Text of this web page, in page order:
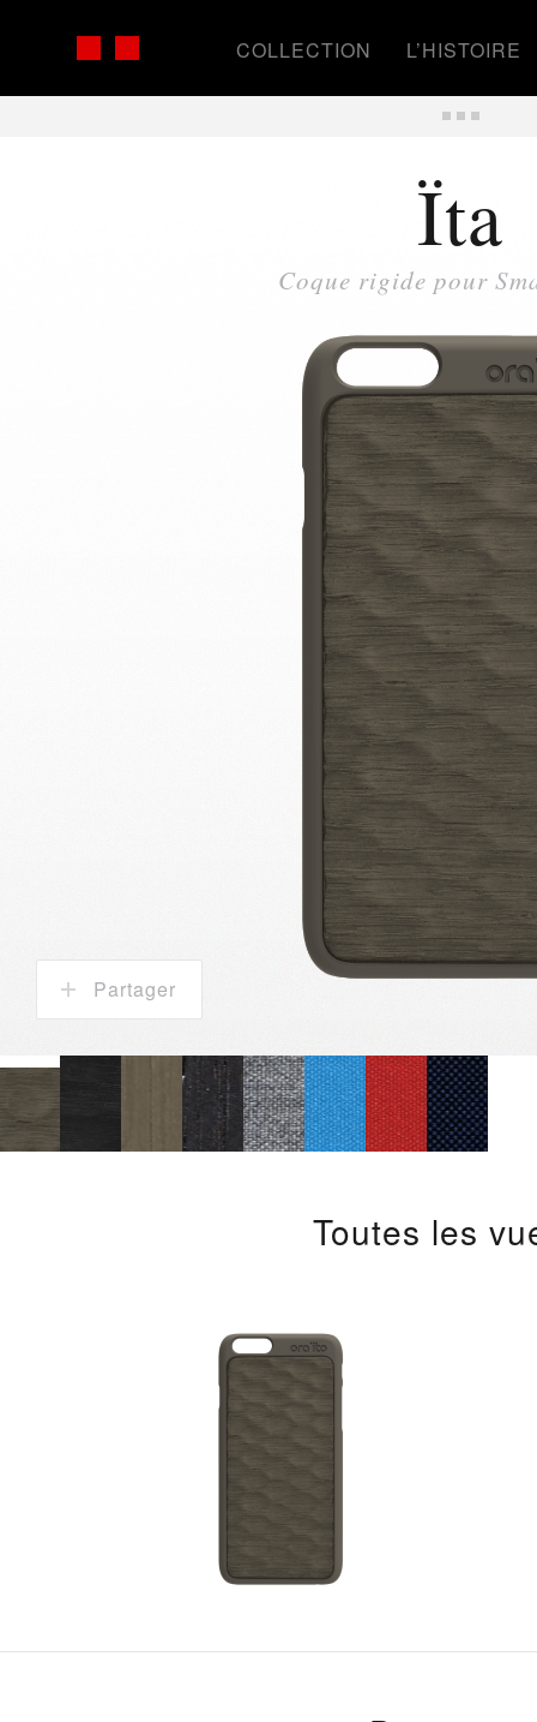
COLLECTION L’HISTOIRE
Ïta
Coque rigide pour
Partager
Toutes les